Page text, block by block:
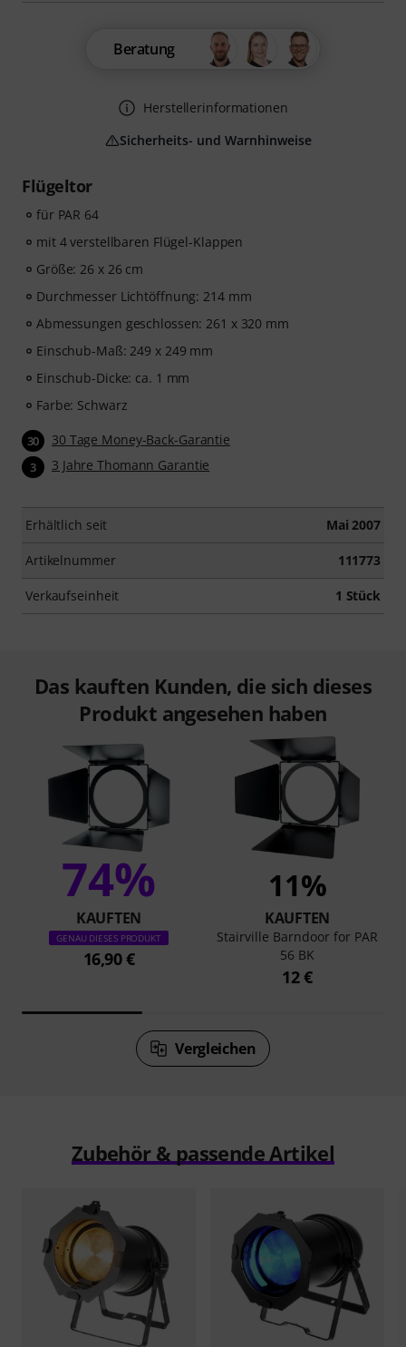
Flügeltor
für PAR 64
mit 4 verstellbaren Flügel-Klappen
Größe: 26 x 26 cm
Durchmesser Lichtöffnung: 214 mm
Abmessungen geschlossen: 261 x 320 mm
Einschub-Maß: 249 x 249 mm
Einschub-Dicke: ca. 1 mm
Farbe: Schwarz
30 30 Tage Money-Back-Garantie
3 3 Jahre Thomann Garantie
Erhältlich seit Mai 2007
Artikelnummer 111773
Verkaufseinheit 1 Stück
Beratung
Herstellerinformationen
Sicherheits- und Warnhinweise
Das kauften Kunden, die sich dieses
Produkt angesehen haben
74%
KAUFTEN
GENAU DIESES PRODUKT
16,90 €
11%
KAUFTEN
Stairville Barndoor for PAR
56 BK
12 €
Vergleichen
Zubehör & passende Artikel